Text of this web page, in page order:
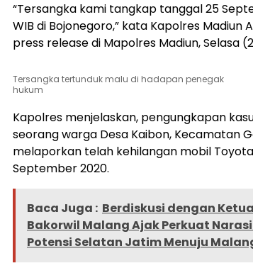
“Tersangka kami tangkap tanggal 25
WIB di Bojonegoro,” kata Kapolres Madiun
press release di Mapolres Madiun, Selasa
Tersangka tertunduk malu di hadapan penegak
hukum
Kapolres menjelaskan, pengungkapan
seorang warga Desa Kaibon, Kecamatan
melaporkan telah kehilangan mobil
September 2020.
Baca Juga : Berdiskusi dengan
Bakorwil Malang Ajak Perkuat
Potensi Selatan Jatim Menuju